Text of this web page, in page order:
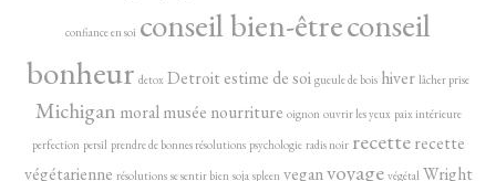
confiance en soi conseil bien-êtreconseil
bonheur detox Detroitestime de soi gueule de bois hiver lâcher prise
Michigan moral musée nourriture oignon ouvrir les yeux paix intérieure
perfection persil prendre de bonnes résolutions psychologie radis noir recette recette
végétarienne résolutions se sentir bien soja spleen veganvoyage végétal Wright